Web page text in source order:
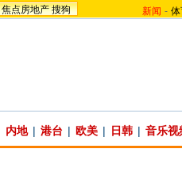
焦点房地产 搜狗 新闻 -
内地 | 港台 | 欧美 | 日韩 | 音乐视